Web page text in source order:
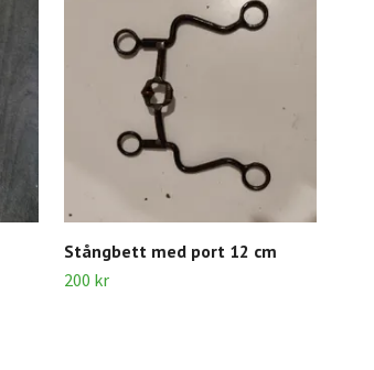
Stångbett med port 12 cm
200 kr